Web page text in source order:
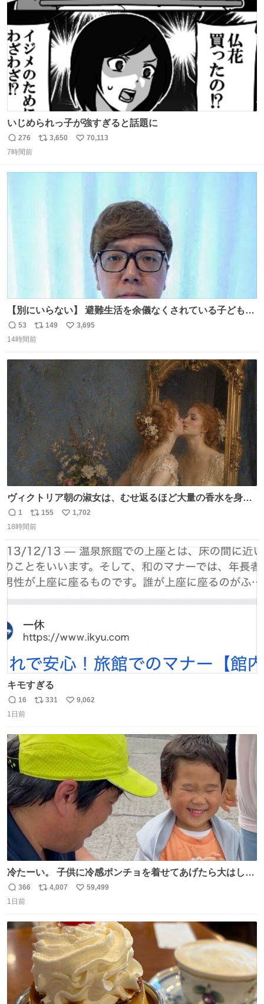
数
いじめられっ子が強すぎると話題に
返
信
276
リ
3,650
い
70,113
7時間前
【別にいらない】 避難生活を余儀なくされている子どもた
ちのためにヒカキンボックス1000個を寄付させていただき
ました
返
信
53
リ
ポ
ト
149
い
3,695
14時間前
ヴィクトリア朝の淑女は、むせ返るほど大量の香水を身に
つけるものではないとされていた。それでも香水は、髪や
肌の手入れと同じくらい、ヴィクトリア朝の女性達の美容
が知る香水よりも単純な組成で、その大部分は薔薇、菫、
ベルガモット、
返
信
1
リ
ポ
ト
数
155
い
数
1,702
18時間前
キモすぎる
返
信
16
リ
ト
数
331
い
数
9,062
1日前
冷たーい。 子供に冷感ポンチョを着せてあげたら大はしゃ
ぎで喜んでくれました。 こんな素敵な代物を提供してくれ
た山口県の恩師に感謝。
返
信
366
リ
ト
数
4,007
い
数
59,499
1日前